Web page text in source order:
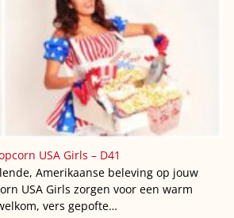
USA Girls – D41
Amerikaanse beleving op jouw
USA Girls zorgen voor een warm
vers gepofte…